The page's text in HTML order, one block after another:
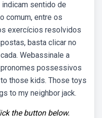
sentido de
comum, entre os
exercícios resolvidos
basta clicar no
Webassinale a
possessivos
those kids. Those toys
to my neighbor jack.
the button below.